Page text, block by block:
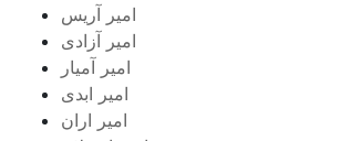
امیر آریس
امیر آزادی
امیر آمیار
امیر ابدی
امیر اران